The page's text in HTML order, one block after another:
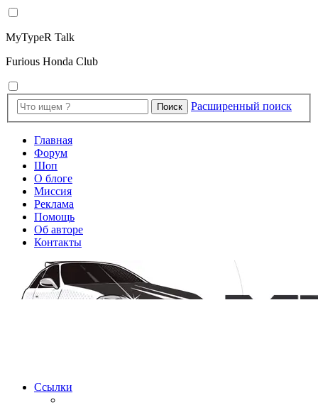
MyTypeR Talk
Furious Honda Club
Поиск Расширенный поиск
Главная
Форум
Шоп
О блоге
Миссия
Реклама
Помощь
Об авторе
Контакты
Ссылки